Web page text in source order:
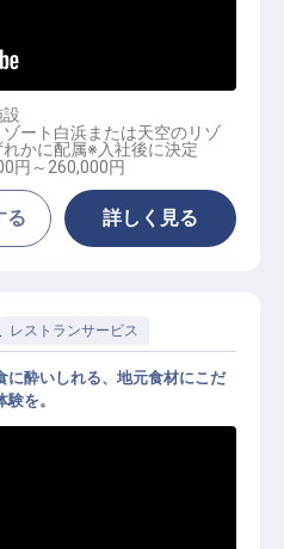
ービス｜月給24万円～
と旬を供する／寮完備
ート白浜または天空のリゾ
かに配属※入社後に決定
円～ 260,000円
る 詳しく見る
レストランサービス
ッフ（料飲）｜月給24
に酔いしれる、地元食材にこだ
を。